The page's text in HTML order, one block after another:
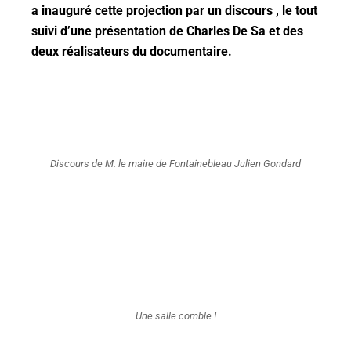
a inauguré cette projection par un discours , le tout
suivi d’une présentation de Charles De Sa et des
deux réalisateurs du documentaire.
Discours de M. le maire de Fontainebleau Julien Gondard
Une salle comble !